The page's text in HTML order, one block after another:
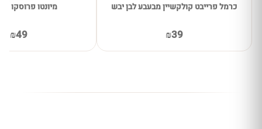
כרמל פרייבט קולקשיין מבעבע לבן יבש
₪39
מיונטו פרוסקו
₪49